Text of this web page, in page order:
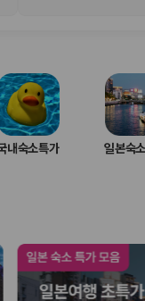
야 실제로 저렴한 차량
내숙소특가 일본숙